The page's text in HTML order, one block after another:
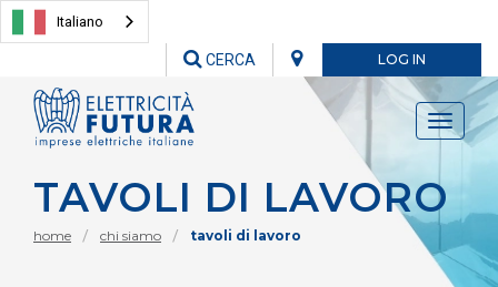
Italiano
LOG IN
CERCA
Toggle
TAVOLI DI LAVORO
home chi siamo tavoli di lavoro